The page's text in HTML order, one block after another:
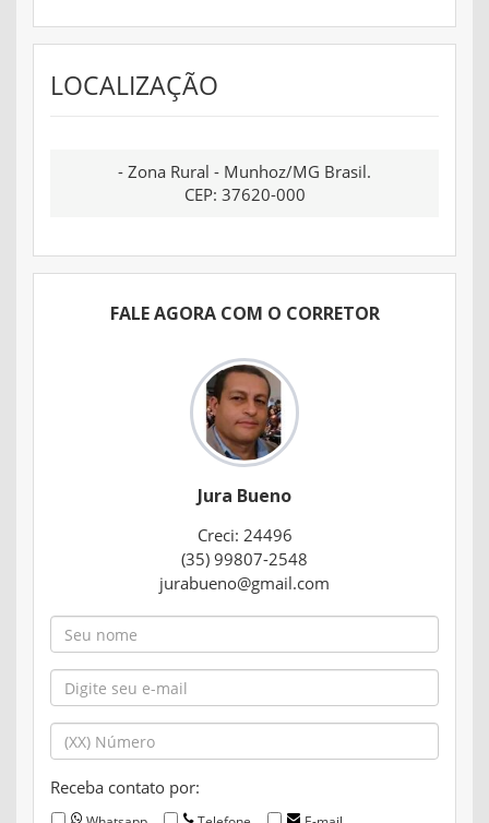
LOCALIZAÇÃO
- Zona Rural - Munhoz/MG Brasil.
CEP: 37620-000
FALE AGORA COM O CORRETOR
Jura Bueno
Creci: 24496
(35) 99807-2548
jurabueno@gmail.com
Receba contato por: